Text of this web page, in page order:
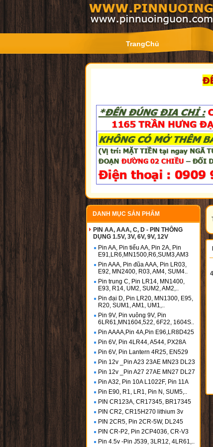
TrangChủ
DANH MỤC SẢN PHẨM
PIN AA, AAA, C, D - PIN THÔNG
DỤNG 1.5V, 3V, 6V, 9V, 12V
Pin AA, Pin tiểu AA, Pin 2A, Pin
E91,LR6,MN1500,R6,SUM3,AM3
Pin AAA, Pin đũa AAA, Pin LR03,
E92, MN2400, R03, AM4, SUM4..
Pin trung C, Pin LR14, MN1400,
E93, R14, UM2, SUM2, AM2,..
Pin đại D, Pin LR20, MN1300, E95,
R20, SUM1, AM1, UM1,..
Pin 9V, Pin vuông 9V, Pin
6LR61,MN1604,522, 6F22, 1604S..
Pin AAAA,Pin 4A,Pin E96,LR8D425
Pin 6V, Pin 4LR44, A544, PX28A
Pin 6V, Pin Lantern 4R25, EN529
Pin 12v _Pin A23 23AE MN23 DL23
Pin 12v _Pin A27 27AE MN27 DL27
Pin A32, Pin 10A L1022F, Pin 11A
Pin E90, R1, LR1, Pin N, SUM5,..
PIN CR123A, CR17345, BR17345
PIN CR2, CR15H270 lithium 3v
PIN 2CR5, Pin 2CR-5W, DL245
PIN CR-P2, Pin 2CP4036, CR-V3
Pin 4.5v -Pin J539, 3LR12, 4LR61,..